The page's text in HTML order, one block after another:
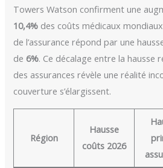
Towers Watson confirment une
10,4% des coûts médicaux
de l’assurance répond par une
de 6%. Ce décalage entre la hausse
des assurances révèle une réalité
couverture s’élargissent.
Région
Hausse
coûts 2026